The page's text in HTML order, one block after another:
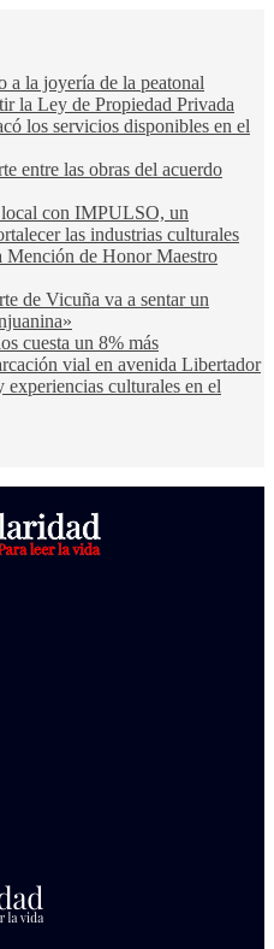
a la joyería de la peatonal
la Ley de Propiedad Privada
los servicios disponibles en el
entre las obras del acuerdo
con IMPULSO, un
las industrias culturales
Mención de Honor Maestro
de Vicuña va a sentar un
cuesta un 8% más
vial en avenida Libertador
culturales en el